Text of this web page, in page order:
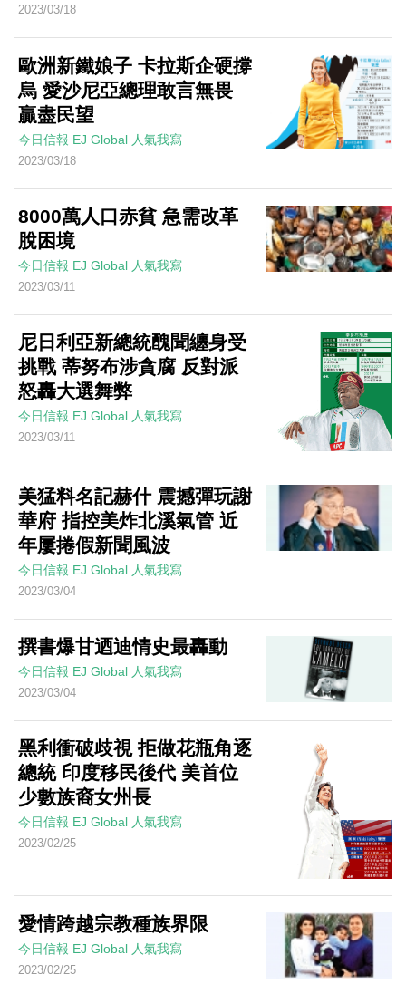
2023/03/18
歐洲新鐵娘子 卡拉斯企硬撐
烏 愛沙尼亞總理敢言無畏
贏盡民望
今日信報 EJ Global 人氣我寫
2023/03/18
8000萬人口赤貧 急需改革
脫困境
今日信報 EJ Global 人氣我寫
2023/03/11
尼日利亞新總統醜聞纏身受
挑戰 蒂努布涉貪腐 反對派
怒轟大選舞弊
今日信報 EJ Global 人氣我寫
2023/03/11
美猛料名記赫什 震撼彈玩謝
華府 指控美炸北溪氣管 近
年屢捲假新聞風波
今日信報 EJ Global 人氣我寫
2023/03/04
撰書爆甘迺迪情史最轟動
今日信報 EJ Global 人氣我寫
2023/03/04
黑利衝破歧視 拒做花瓶角逐
總統 印度移民後代 美首位
少數族裔女州長
今日信報 EJ Global 人氣我寫
2023/02/25
愛情跨越宗教種族界限
今日信報 EJ Global 人氣我寫
2023/02/25